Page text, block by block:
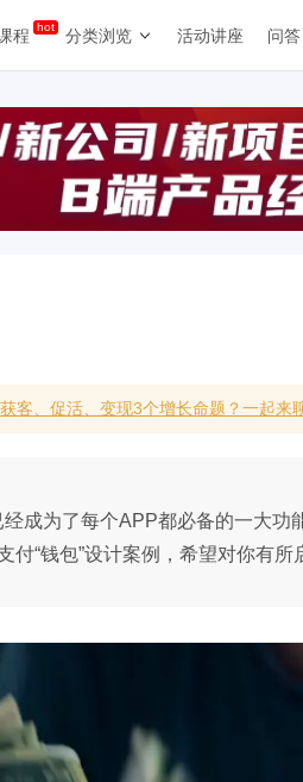
程 分类浏览 活动讲座 问答
客、促活、变现3个增长命题？一起来
成为了每个APP都必备的一大功
“钱包”设计案例，希望对你有所